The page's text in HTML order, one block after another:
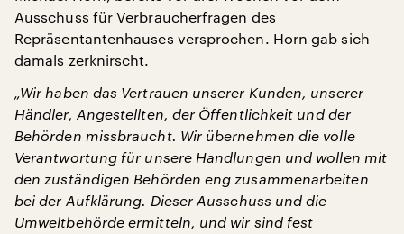
Ausschuss für Verbraucherfragen des
Repräsentantenhauses versprochen. Horn gab sich
damals zerknirscht.
„Wir haben das Vertrauen unserer Kunden, unserer
Händler, Angestellten, der Öffentlichkeit und der
Behörden missbraucht. Wir übernehmen die volle
Verantwortung für unsere Handlungen und wollen mit
den zuständigen Behörden eng zusammenarbeiten
bei der Aufklärung. Dieser Ausschuss und die
Umweltbehörde ermitteln, und wir sind fest